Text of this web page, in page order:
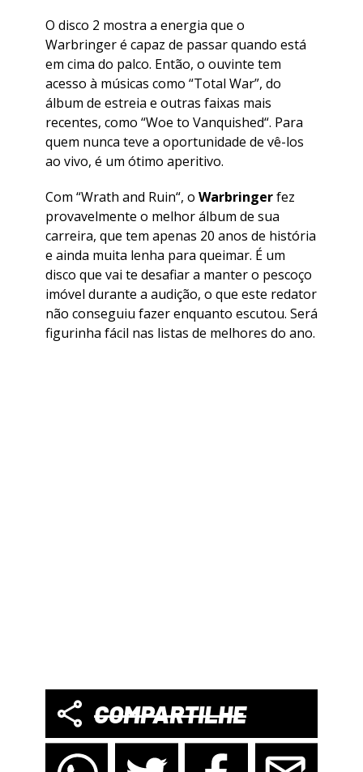
O disco 2 mostra a energia que o
Warbringer é capaz de passar quando está
em cima do palco. Então, o ouvinte tem
acesso à músicas como “Total War”, do
álbum de estreia e outras faixas mais
recentes, como “Woe to Vanquished“. Para
quem nunca teve a oportunidade de vê-los
ao vivo, é um ótimo aperitivo.
Com “Wrath and Ruin“, o Warbringerfez
provavelmente o melhor álbum de sua
carreira, que tem apenas 20 anos de história
e ainda muita lenha para queimar. É um
disco que vai te desafiar a manter o pescoço
imóvel durante a audição, o que este redator
não conseguiu fazer enquanto escutou. Será
figurinha fácil nas listas de melhores do ano.
COMPARTILHE